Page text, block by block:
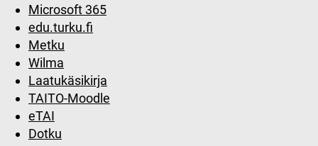
Microsoft 365
edu.turku.fi
Metku
Wilma
Laatukäsikirja
TAITO-Moodle
eTAI
Dotku